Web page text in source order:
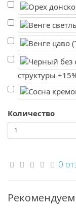
структуры
Количество
0